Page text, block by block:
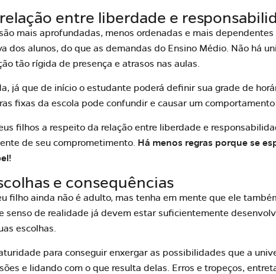
entre liberdade e
mais aprofundadas, menos ordenadas e mais
dos alunos, do que as demandas do Ensino Médio. Não há
tão rígida de presença e atrasos nas aulas.
já que de início o estudante poderá definir sua grade de
fixas da escola pode confundir e causar um comportamento
filhos a respeito da relação entre liberdade e
de seu comprometimento. Há menos regras porque se
e consequências
filho ainda não é adulto, mas tenha em mente que ele
senso de realidade já devem estar suficientemente
escolhas.
para conseguir enxergar as possibilidades que a
e lidando com o que resulta delas. Erros e tropeços,